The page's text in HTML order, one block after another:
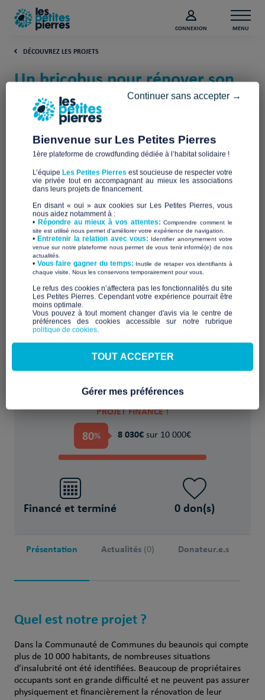
CONNEXION MENU
DÉCOUVREZ LES PROJETS
Un bricobus pour rénover son
logement (Loiret)
Les Compagnons Bâtisseurs Centre Val
de Loire
Aménager ou rénover un logement
inadapté ou indigne
des Personne(s) en situation de précarité
PROJET FINANCÉ !
80% 8 030€ sur 10 000€
Financé et terminé 0 don(s)
Présentation Actualités (0) Donateur.e.s
Quel est notre projet ?
Dans la Communauté de Communes du beaunois qui compte
plus de 10 000 habitants, de nombreuses situations
d’insalubrité ont été identifiées. Beaucoup de propriétaires
occupants sont en grande difficulté et ne peuvent pas assurer
physiquement et financièrement la rénovation de leur
Bienvenue sur Les Petites Pierres
1ère plateforme de crowdfunding dédiée à l’habitat solidaire !
L’équipe Les Petites Pierres est soucieuse de respecter votre
vie privée tout en accompagnant au mieux les associations
dans leurs projets de financement.
En disant « oui » aux cookies sur Les Petites Pierres, vous
nous aidez notamment à :
• Répondre au mieux à vos attentes:Comprendre comment le
site est utilisé nous permet d'améliorer votre expérience de navigation.
•Entretenir la relation avec vous: Identifier anonymement votre
venue sur notre plateforme nous permet de vous tenir informé(e) de nos
actualités.
​• Vous faire gagner du temps: Inutile de retaper vos identifiants à
chaque visite. Nous les conservons temporairement pour vous.
​Le refus des cookies n’affectera pas les fonctionnalités du site
Les Petites Pierres. Cependant votre expérience pourrait être
moins optimale.​
Vous pouvez à tout moment changer d'avis via le centre de
préférences des cookies accessible sur notre rubrique
politique de cookies.
Continuer sans accepter →
TOUT ACCEPTER
Gérer mes préférences